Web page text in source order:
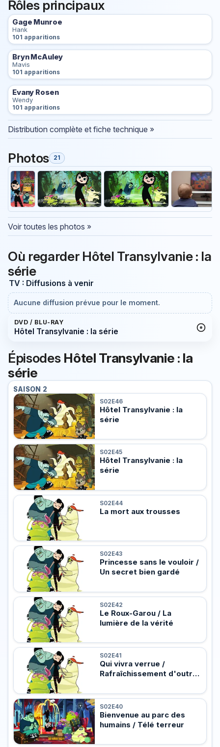
Rôles principaux
Gage Munroe
Hank
101 apparitions
Bryn McAuley
Mavis
101 apparitions
Evany Rosen
Wendy
101 apparitions
Distribution complète et fiche technique »
Photos 21
Voir toutes les photos »
Où regarder Hôtel Transylvanie : la
série
TV : Diffusions à venir
Aucune diffusion prévue pour le moment.
DVD / BLU-RAY
Hôtel Transylvanie : la série
Épisodes Hôtel Transylvanie : la
série
SAISON 2
S02E46
Hôtel Transylvanie : la
série
S02E45
Hôtel Transylvanie : la
série
S02E44
La mort aux trousses
S02E43
Princesse sans le vouloir /
Un secret bien gardé
S02E42
Le Roux-Garou / La
lumière de la vérité
S02E41
Qui vivra verrue /
Rafraîchissement d'outre-
S02E40
Bienvenue au parc des
humains / Télé terreur